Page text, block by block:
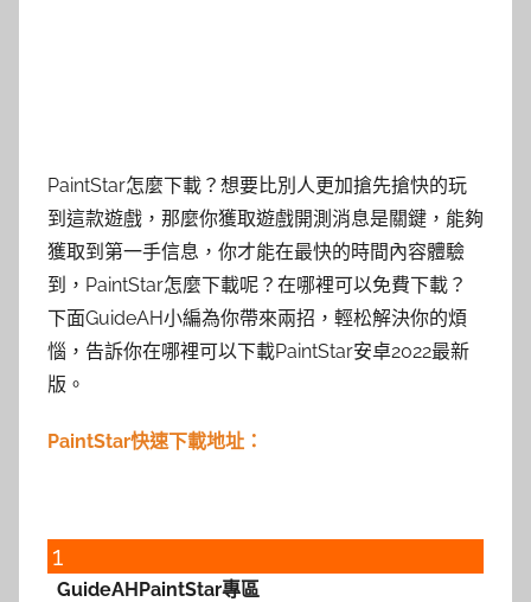
PaintStar怎麼下載？想要比別人更加搶先搶快的玩
到這款遊戲，那麼你獲取遊戲開測消息是關鍵，能夠
獲取到第一手信息，你才能在最快的時間內容體驗
到，PaintStar怎麼下載呢？在哪裡可以免費下載？
下面GuideAH小編為你帶來兩招，輕松解決你的煩
惱，告訴你在哪裡可以下載PaintStar安卓2022最新
版。
PaintStar快速下載地址：
1
GuideAHPaintStar專區